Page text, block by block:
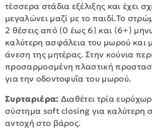
τέσσερα στάδια εξέλιξης και έχει
μεγαλώνει μαζί με το παιδί.Το
2 θέσεις από (0 έως 6) και (6+)
καλύτερη ασφάλεια του μωρού και
άνεση της μητέρας. Στην κούνια
προσαρμοσμένη πλαστική
για την οδοντοφυΐα του μωρού.
Συρταριέρα: Διαθέτει τρία
σύστημα soft closing για καλύτερη
αντοχή στο βάρος.